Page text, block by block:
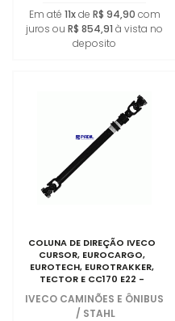
Em até 11xde R$ 94,90 com
juros ou R$ 854,91 à vista no
deposito
COLUNA DE DIREÇÃO IVECO
CURSOR, EUROCARGO,
EUROTECH, EUROTRAKKER,
TECTOR E CC170 E22 -
5801288375
IVECO CAMINÕES E ÔNIBUS
/ STAHL